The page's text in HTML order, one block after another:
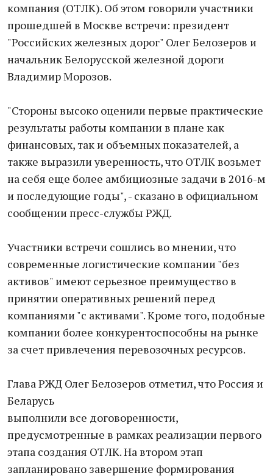
компания (ОТЛК). Об этом говорили участники
прошедшей в Москве встречи: президент
"Российских железных дорог" Олег Белозеров и
начальник Белорусской железной дороги
Владимир Морозов.
"Стороны высоко оценили первые практические
результаты работы компании в плане как
финансовых, так и объемных показателей, а
также выразили уверенность, что ОТЛК возьмет
на себя еще более амбициозные задачи в 2016-м
и последующие годы", - сказано в официальном
сообщении пресс-службы РЖД.
Участники встречи сошлись во мнении, что
современные логистические компании "без
активов" имеют серьезное преимущество в
принятии оперативных решений перед
компаниями "с активами". Кроме того, подобные
компании более конкурентоспособны на рынке
за счет привлечения перевозочных ресурсов.
Глава РЖД Олег Белозеров отметил, что Россия и
Беларусь
выполнили все договоренности,
предусмотренные в рамках реализации первого
этапа создания ОТЛК. На втором этап
запланировано завершение формирования